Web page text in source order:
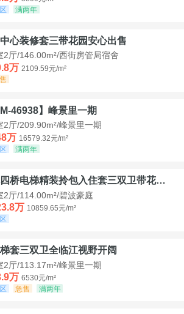
满两年
心装修套三带花园安心出售
2厅/146.00m²/西街房管局宿舍
万 2109.59元/m²
M-46938】峰景里一期
2厅/209.90m²/峰景里一期
万 16579.32元/m²
满两年
沱四桥电梯精装拎包入住套三双卫带花园40平米带车位
2厅/114.00m²/碧波豪庭
万 10859.65元/m²
套三双卫全临江视野开阔
2厅/113.17m²/峰景里一期
万 6530元/m²
急售 满两年